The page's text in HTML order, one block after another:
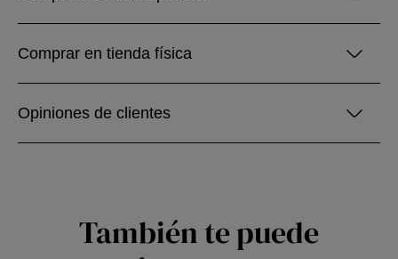
Comprar en tienda física
Opiniones de clientes
También te puede